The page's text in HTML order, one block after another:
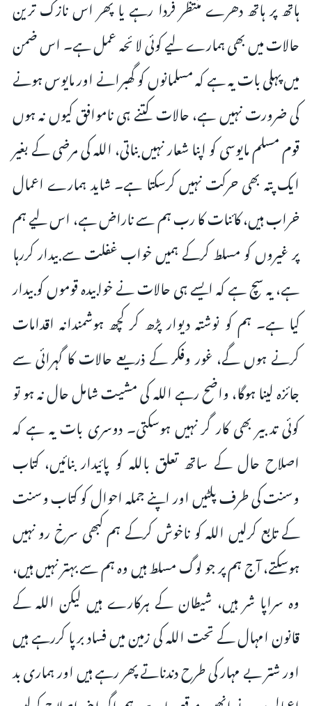
حالات میں بھی ہمارے لیے کوئی لا ئحہ عمل ہے۔ اس ضمن
میں پہلی بات یہ ہے کہ مسلمانوں کو گھبرانے اور مایوس ہونے
کی ضرورت نہیں ہے، حالات کتنے ہی ناموافق کیوں نہ ہوں
قوم مسلم مایوسی کو اپنا شعار نہیں بناتی، اللہ کی مرضی کے بغیر
ایک پتہ بھی حرکت نہیں کرسکتا ہے۔ شاید ہمارے اعمال
خراب ہیں، کائنات کا رب ہم سے ناراض ہے، اس لیے ہم
پر غیروں کو مسلط کرکے ہمیں خواب غفلت سے بیدار کررہا
ہے، یہ سچ ہے کہ ایسے ہی حالات نے خوابیدہ قوموں کو بیدار
کیا ہے۔ ہم کو نوشتہ دیوار پڑھ کر کچھ ہوشمندانہ اقدامات
کرنے ہوں گے، غور وفکر کے ذریعے حالات کا گہرائی سے
جائزہ لینا ہوگا، واضح رہے اللہ کی مشیت شامل حال نہ ہو تو
کوئی تدبیر بھی کار گر نہیں ہوسکتی۔ دوسری بات یہ ہے کہ
اصلاح حال کے ساتھ تعلق باللہ کو پائیدار بنائیں، کتاب
وسنت کی طرف پلٹیں اور اپنے جملہ احوال کو کتاب وسنت
کے تابع کرلیں اللہ کو ناخوش کرکے ہم کبھی سرخ رو نہیں
ہوسکتے، آج ہم پر جو لوگ مسلط ہیں وہ ہم سے بہتر نہیں ہیں،
وہ سراپا شر ہیں، شیطان کے ہرکارے ہیں لیکن اللہ کے
قانون امہال کے تحت اللہ کی زمین میں فساد برپا کررہے ہیں
اور شتر بے مہار کی طرح دندناتے پھر رہے ہیں اور ہماری بد